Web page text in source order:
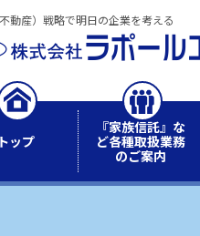
動産）戦略で明日の企業を考える
トップ
『家族信託』な
ど各種取扱業務
のご案内